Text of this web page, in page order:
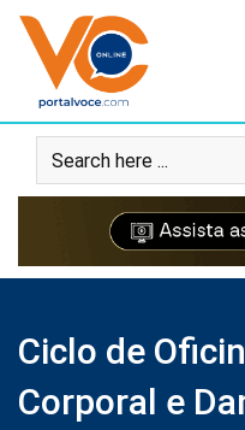
Ciclo de
Corporal e